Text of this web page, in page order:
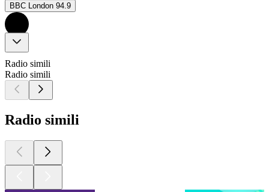
BBC London 94.9
Radio simili
Radio simili
Radio simili